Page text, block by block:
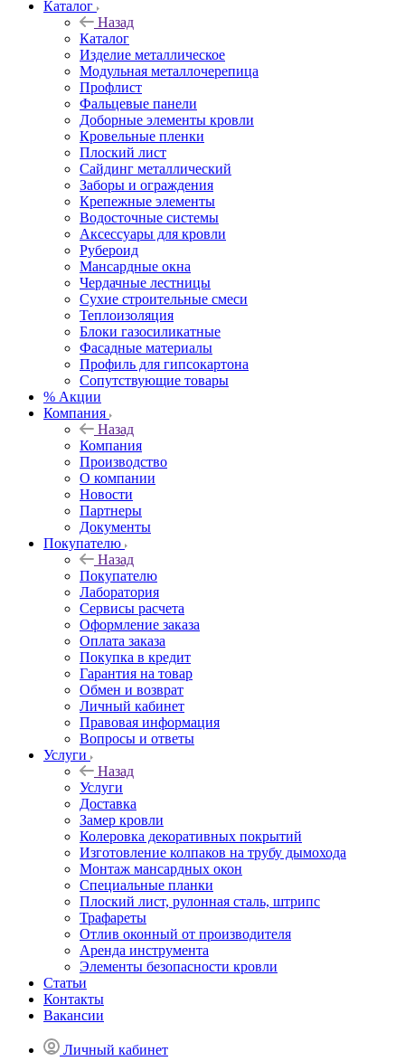
Каталог
Назад
Каталог
Изделие металлическое
Модульная металлочерепица
Профлист
Фальцевые панели
Доборные элементы кровли
Кровельные пленки
Плоский лист
Сайдинг металлический
Заборы и ограждения
Крепежные элементы
Водосточные системы
Аксессуары для кровли
Рубероид
Мансардные окна
Чердачные лестницы
Сухие строительные смеси
Теплоизоляция
Блоки газосиликатные
Фасадные материалы
Профиль для гипсокартона
Сопутствующие товары
% Акции
Компания
Назад
Компания
Производство
О компании
Новости
Партнеры
Документы
Покупателю
Назад
Покупателю
Лаборатория
Сервисы расчета
Оформление заказа
Оплата заказа
Покупка в кредит
Гарантия на товар
Обмен и возврат
Личный кабинет
Правовая информация
Вопросы и ответы
Услуги
Назад
Услуги
Доставка
Замер кровли
Колеровка декоративных покрытий
Изготовление колпаков на трубу дымохода
Монтаж мансардных окон
Специальные планки
Плоский лист, рулонная сталь, штрипс
Трафареты
Отлив оконный от производителя
Аренда инструмента
Элементы безопасности кровли
Статьи
Контакты
Вакансии
Личный кабинет